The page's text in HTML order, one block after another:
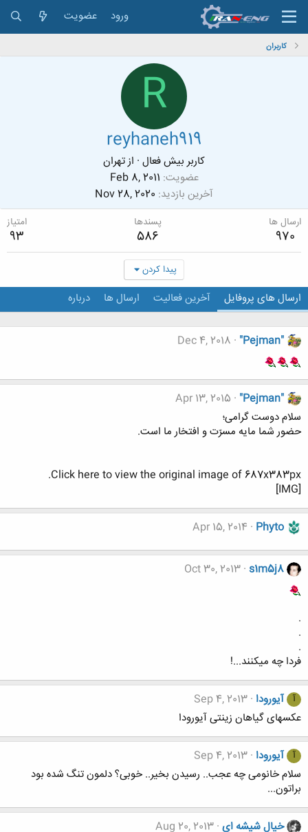
ورود عضویت
کاربران
R
reyhaneh919
کاربر بیش فعال · ازتهران
عضویت Feb 8, 2011
آخرین بازدید Nov 28, 2020
ارسال ها
970
پسندها
586
امتیاز
93
پیدا کردن
ارسال های پروفایل آخرین فعالیت ارسال ها درباره
"Pejman"
Dec 4, 2018
"Pejman"
Apr 13, 2015
سلام دوست گرامی؛
حضور شما مایه مسرّت و افتخار ما است.
Click here to view the original image of 687x383px.
[IMG]
Phyto
Apr 15, 2014
s1m5j8
Oct 30, 2013
.
.
.
فردا چه میکنند...!
آ آیورودا Sep 4, 2013
عکسهای گیاهان زینتی آیورودا
آ آیورودا Sep 4, 2013
سلام خانومی چه عجب.. رسیدن بخیر.. خوبی؟ دلمون تنگ شده بود
براتون...
خیال شیشه ای Aug 20, 2013